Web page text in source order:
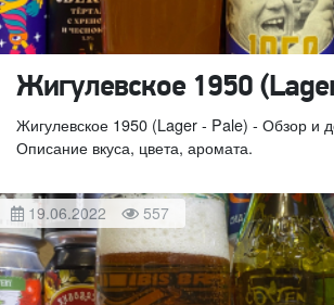
Жигулевское 1950
Жигулевское 1950 (Lager - Pale) - Обзор и
Описание вкуса, цвета, аромата.
19.06.2022 557